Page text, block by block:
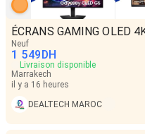
ÉCRANS GAMING OLED
Neuf
1 549DH
Livraison disponible
Marrakech
il y a 16 heures
DEALTECH MAROC